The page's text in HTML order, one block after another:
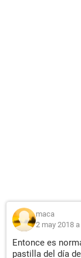
maca
2 may 2018
Entonce es
pastilla del día